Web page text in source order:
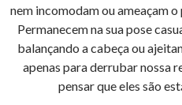
nem incomodam ou ameaçam
Permanecem na sua pose
balançando a cabeça ou
apenas para derrubar nossa
pensar que eles são